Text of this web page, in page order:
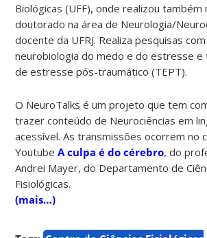
Biológicas (UFF), onde realizou
doutorado na área de Neurologia/
docente da UFRJ. Realiza pesquisas
neurobiologia do medo e do estresse e
de estresse pós-traumático (TEPT).
O NeuroTalks é um projeto que tem
trazer conteúdo de Neurociências em
acessível. As transmissões ocorrem no
YoutubeA culpa é do cérebro, do
Andrei Mayer, do Departamento de
Fisiológicas.
(mais…)